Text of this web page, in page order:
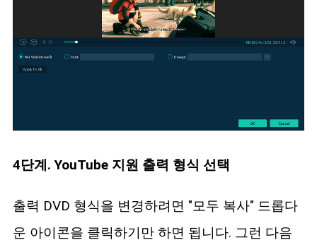
4단계. YouTube 지원 출력 형식 선택
출력 DVD 형식을 변경하려면 "모두 복사" 드롭다
운 아이콘을 클릭하기만 하면 됩니다. 그런 다음